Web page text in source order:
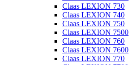
Claas LEXION 730
Claas LEXION 740
Claas LEXION 750
Claas LEXION 7500
Claas LEXION 760
Claas LEXION 7600
Claas LEXION 770